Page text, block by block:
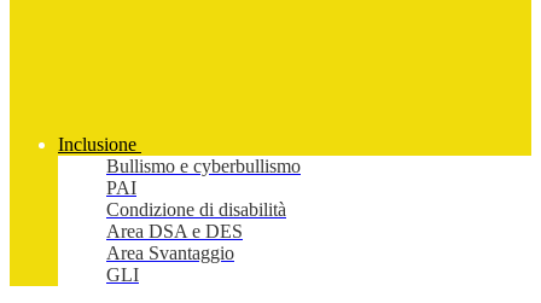
Inclusione
Bullismo e cyberbullismo
PAI
Condizione di disabilità
Area DSA e DES
Area Svantaggio
GLI